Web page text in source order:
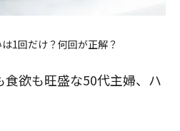
1回だけ？何回が正解？
食欲も旺盛な50代主婦、ハ